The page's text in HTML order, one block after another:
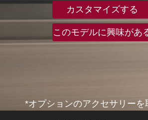
カスタマイズする
このモデルに興味があ
*オプションのアクセサリーを